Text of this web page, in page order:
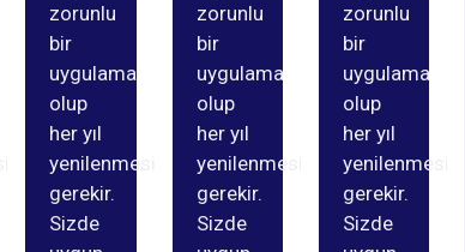
zorunlu
bir
uygulama
olup
her yıl
yenilenmesi
gerekir.
Sizde
zorunlu
bir
uygulama
olup
her yıl
yenilenmesi
gerekir.
Sizde
zorunlu
bir
uygulama
olup
her yıl
yenilenmesi
gerekir.
Sizde